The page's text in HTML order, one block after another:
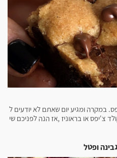
במקרה ומגיע יום שאתם לא יודעים ל
צ'יפס או בראוניז ,אז הנה לפניכם שי
ופטל